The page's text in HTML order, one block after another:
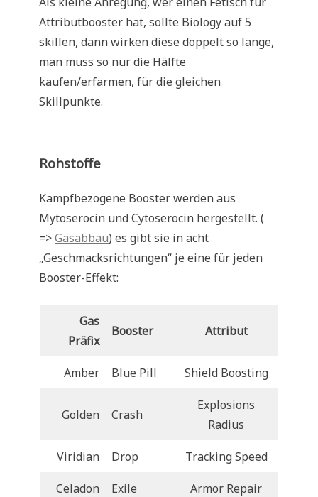
Attributbooster hat, sollte Biology auf 5
skillen, dann wirken diese doppelt so lange,
man muss so nur die Hälfte
kaufen/erfarmen, für die gleichen
Skillpunkte.
Rohstoffe
Kampfbezogene Booster werden aus
Mytoserocin und Cytoserocin hergestellt. (
=>Gasabbau) es gibt sie in acht
„Geschmacksrichtungen“ je eine für jeden
Booster-Effekt:
Gas
Präfix
Booster Attribut
Amber Blue Pill Shield Boosting
Golden Crash
Explosions
Radius
Viridian Drop Tracking Speed
Celadon Exile Armor Repair